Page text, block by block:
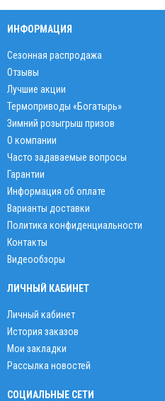
ИНФОРМАЦИЯ
Сезонная распродажа
Отзывы
Лучшие акции
Термоприводы «Богатырь»
Зимний розыгрыш призов
О компании
Часто задаваемые вопросы
Гарантии
Информация об оплате
Варианты доставки
Политика конфиденциальности
Контакты
Видеообзоры
ЛИЧНЫЙ КАБИНЕТ
Личный кабинет
История заказов
Мои закладки
Рассылка новостей
СОЦИАЛЬНЫЕ СЕТИ